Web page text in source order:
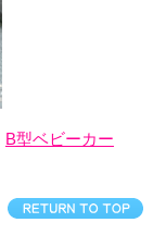
B型ベビーカー